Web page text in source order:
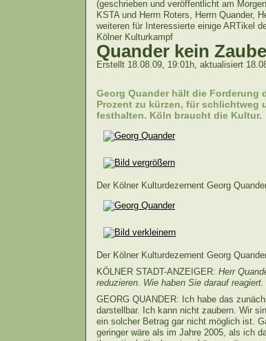
(geschrieben und veröffentlicht am
KSTA und Herrn Roters, Herrn Quander,
weiteren für Interessierte einige ARTikel
Kölner Kulturkampf
Quander kein
Erstellt 18.08.09, 19:01h, aktualisiert
Georg Quander hält die Forderung
Prozent zu kürzen, für
festhalten. Köln braucht die Kultur.
Der Kölner Kulturdezernent Georg
Der Kölner Kulturdezernent Georg
KÖLNER STADT-ANZEIGER: Herr
reduzieren. Wie haben Sie darauf reagiert.
GEORG QUANDER: Ich habe das
darstellbar. Ich kann nicht zaubern. Wir
ein solcher Betrag gar nicht möglich ist.
geringer wäre als im Jahre 2005, als ich